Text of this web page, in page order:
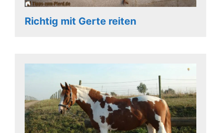
Richtig mit Gerte reiten